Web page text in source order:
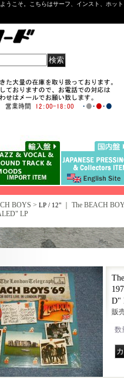
うこそ。こちらはサーフ、インスト、ホッ
BOYS > LP / 12"｜ The BEACH
LP
D"
販
数